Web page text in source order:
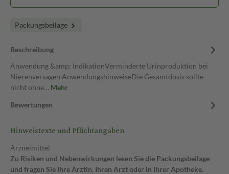
Packungsbeilage
Beschreibung
Anwendung &amp; IndikationVerminderte Urinproduktion bei
Nierenversagen AnwendungshinweiseDie Gesamtdosis sollte
nicht ohne… Mehr
Bewertungen
Hinweistexte und Pflichtangaben
Arzneimittel
Zu Risiken und Nebenwirkungen lesen Sie die Packungsbeilage
und fragen Sie Ihre Ärztin, Ihren Arzt oder in Ihrer Apotheke.